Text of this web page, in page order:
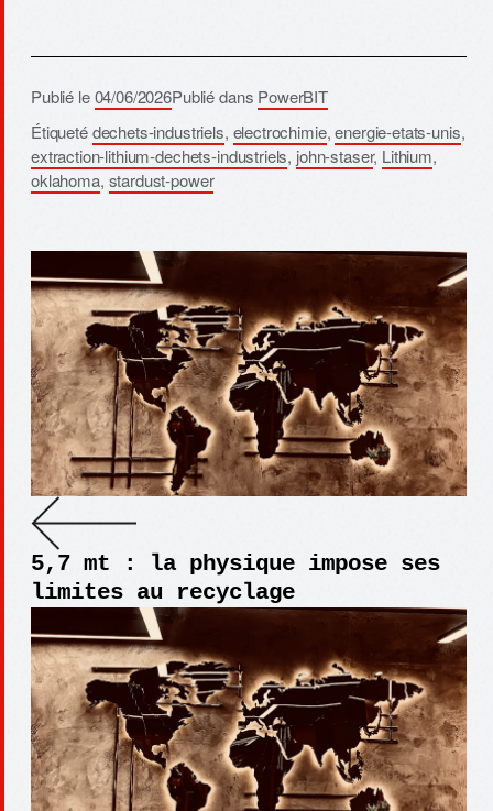
Publié le04/06/2026Publié dans PowerBIT
Étiquetédechets-industriels, electrochimie,energie-etats-unis,
extraction-lithium-dechets-industriels, john-staser, Lithium,
oklahoma, stardust-power
5,7 mt : la physique impose ses
limites au recyclage